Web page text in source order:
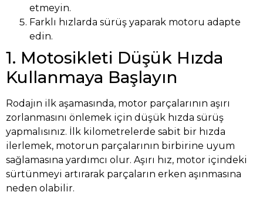
etmeyin.
Farklı hızlarda sürüş yaparak motoru adapte
edin.
1. Motosikleti Düşük Hızda
Kullanmaya Başlayın
Rodajın ilk aşamasında, motor parçalarının aşırı
zorlanmasını önlemek için düşük hızda sürüş
yapmalısınız. İlk kilometrelerde sabit bir hızda
ilerlemek, motorun parçalarının birbirine uyum
sağlamasına yardımcı olur. Aşırı hız, motor içindeki
sürtünmeyi artırarak parçaların erken aşınmasına
neden olabilir.